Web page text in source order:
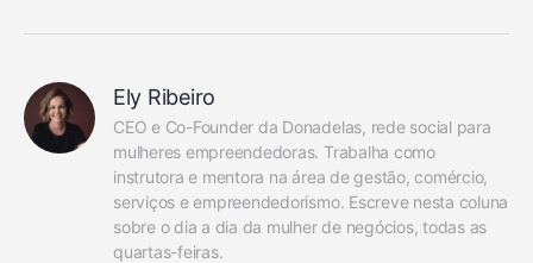
Ely Ribeiro
CEO e Co-Founder da Donadelas, rede social para
mulheres empreendedoras. Trabalha como
instrutora e mentora na área de gestão, comércio,
serviços e empreendedorismo. Escreve nesta coluna
sobre o dia a dia da mulher de negócios, todas as
quartas-feiras.